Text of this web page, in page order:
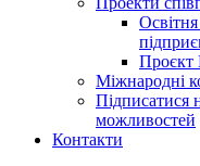
Проєкт
Міжнародні
Підписатися
можливостей
Контакти